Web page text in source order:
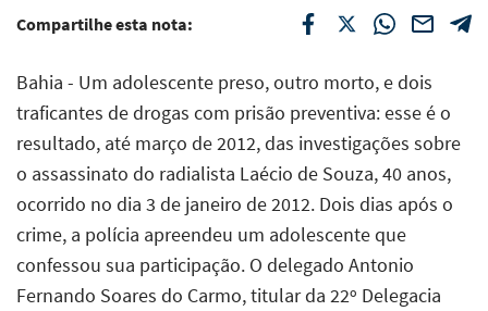
Compartilhe esta nota:
Bahia - Um adolescente preso, outro morto, e dois
traficantes de drogas com prisão preventiva: esse é o
resultado, até março de 2012, das investigações sobre
o assassinato do radialista Laécio de Souza, 40 anos,
ocorrido no dia 3 de janeiro de 2012. Dois dias após o
crime, a polícia apreendeu um adolescente que
confessou sua participação. O delegado Antonio
Fernando Soares do Carmo, titular da 22º Delegacia